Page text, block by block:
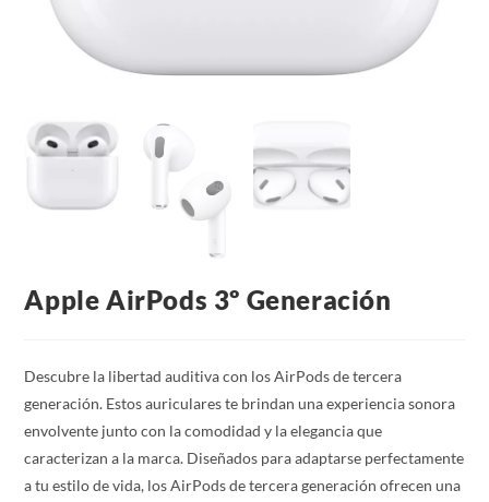
Apple AirPods 3º Generación
Descubre la libertad auditiva con los AirPods de tercera
generación. Estos auriculares te brindan una experiencia sonora
envolvente junto con la comodidad y la elegancia que
caracterizan a la marca. Diseñados para adaptarse perfectamente
a tu estilo de vida, los AirPods de tercera generación ofrecen una